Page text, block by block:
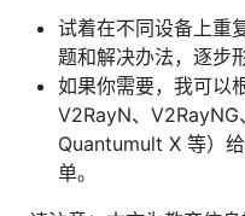
试着在不同设备上重
题和解决办法，逐步
如果你需要，我可以
V2RayN、V2RayNG
Quantumult X 等）
单。